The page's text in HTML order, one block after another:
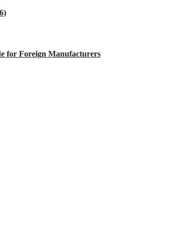
for Foreign Manufacturers